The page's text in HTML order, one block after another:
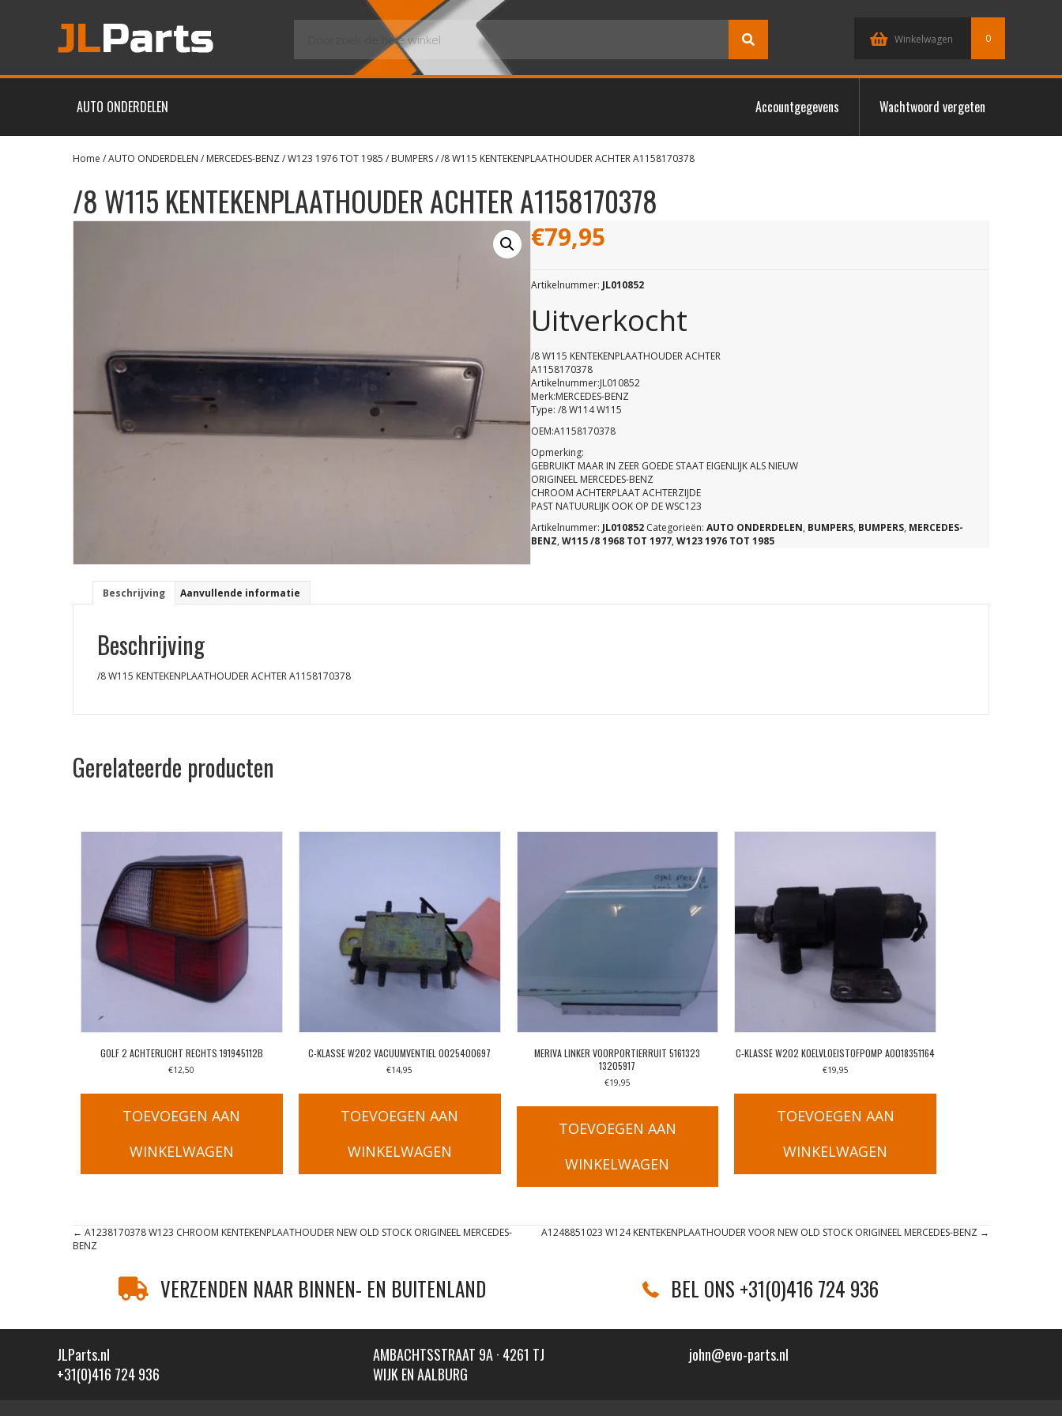
Winkelwagen 0
AUTO ONDERDELEN Accountgegevens Wachtwoord vergeten
Home /AUTO ONDERDELEN / MERCEDES-BENZ/W123 1976 TOT 1985 / BUMPERS/ /8 W115 KENTEKENPLAATHOUDER ACHTER A1158170378
/8 W115 KENTEKENPLAATHOUDER ACHTER A1158170378
€79,95
Artikelnummer: JL010852
Uitverkocht
/8 W115 KENTEKENPLAATHOUDER ACHTER
A1158170378
Artikelnummer:JL010852
Merk:MERCEDES-BENZ
Type: /8 W114 W115
OEM:A1158170378
Opmerking:
GEBRUIKT MAAR IN ZEER GOEDE STAAT EIGENLIJK ALS NIEUW
ORIGINEEL MERCEDES-BENZ
CHROOM ACHTERPLAAT ACHTERZIJDE
​​​​​​​PAST NATUURLIJK OOK OP DE WSC123
Artikelnummer: JL010852 Categorieën: AUTO ONDERDELEN, BUMPERS, BUMPERS, MERCEDES-
BENZ, W115 /8 1968 TOT 1977, W123 1976 TOT 1985
Beschrijving Aanvullende informatie
Beschrijving
/8 W115 KENTEKENPLAATHOUDER ACHTER A1158170378
Gerelateerde producten
GOLF 2 ACHTERLICHT RECHTS 191945112B
€12,50
TOEVOEGEN AAN
WINKELWAGEN
C-KLASSE W202 VACUUMVENTIEL 0025400697
€14,95
TOEVOEGEN AAN
WINKELWAGEN
MERIVA LINKER VOORPORTIERRUIT 5161323
13205917
€19,95
TOEVOEGEN AAN
WINKELWAGEN
C-KLASSE W202 KOELVLOEISTOFPOMP A0018351164
€19,95
TOEVOEGEN AAN
WINKELWAGEN
Posts
navigation
← A1238170378 W123 CHROOM KENTEKENPLAATHOUDER NEW OLD STOCK ORIGINEEL MERCEDES-
BENZ
A1248851023 W124 KENTEKENPLAATHOUDER VOOR NEW OLD STOCK ORIGINEEL MERCEDES-BENZ →
VERZENDEN NAAR BINNEN- EN BUITENLAND BEL ONS +31(0)416 724 936
JLParts.nl
+31(0)416 724 936
AMBACHTSSTRAAT 9A · 4261 TJ
WIJK EN AALBURG
john@evo-parts.nl